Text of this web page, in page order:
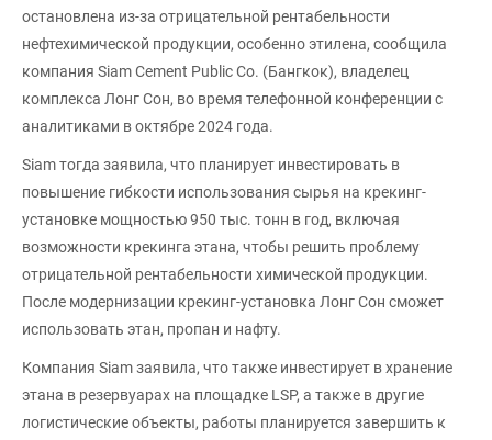
остановлена из-за отрицательной рентабельности
нефтехимической продукции, особенно этилена, сообщила
компания Siam Cement Public Co. (Бангкок), владелец
комплекса Лонг Сон, во время телефонной конференции с
аналитиками в октябре 2024 года.
Siam тогда заявила, что планирует инвестировать в
повышение гибкости использования сырья на крекинг-
установке мощностью 950 тыс. тонн в год, включая
возможности крекинга этана, чтобы решить проблему
отрицательной рентабельности химической продукции.
После модернизации крекинг-установка Лонг Сон сможет
использовать этан, пропан и нафту.
Компания Siam заявила, что также инвестирует в хранение
этана в резервуарах на площадке LSP, а также в другие
логистические объекты, работы планируется завершить к